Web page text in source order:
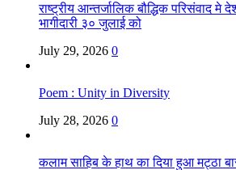
राष्ट्रीय आन्तर्जालिक बौद्धिक परिसंवाद मे
भागीदारी ३० जुलाई को
July 29, 2026 0
Poem : Unity in Diversity
July 28, 2026 0
कलाम साहिब के हाथ का दिया हुआ मट्ठा